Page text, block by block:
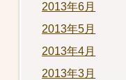
2013年6月
2013年5月
2013年4月
2013年3月